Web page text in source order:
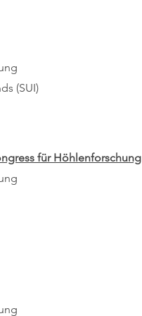
(SUI)
für Höhlenforschung